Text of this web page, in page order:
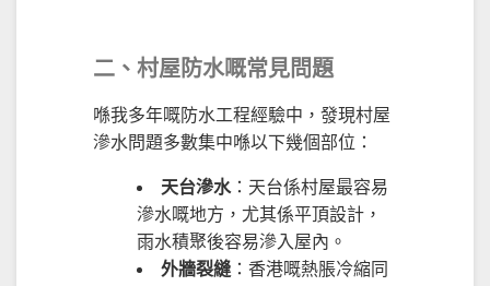
二、村屋防水嘅常見問題
喺我多年嘅防水工程經驗中，發現村屋
滲水問題多數集中喺以下幾個部位：
天台滲水：天台係村屋最容易
滲水嘅地方，尤其係平頂設計，
雨水積聚後容易滲入屋內。
外牆裂縫 ：香港嘅熱脹冷縮同